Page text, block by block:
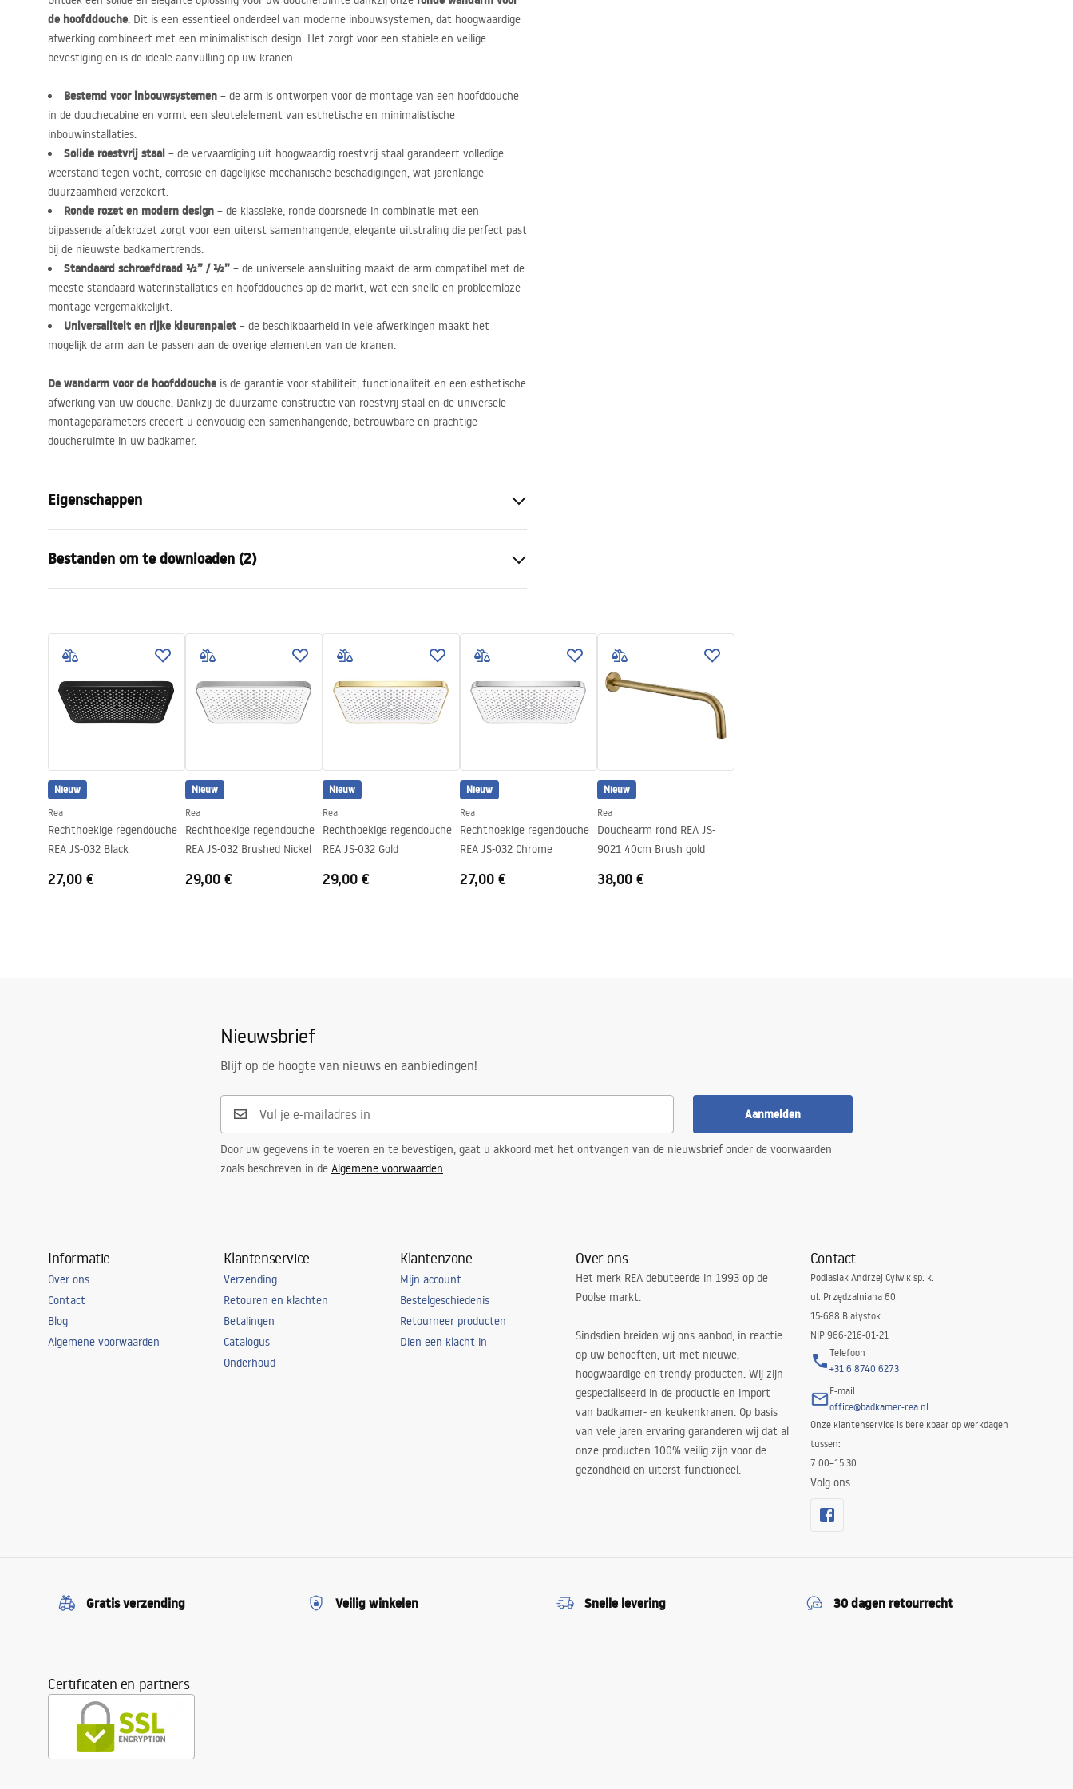
de hoofddouche. Dit is een essentieel onderdeel van moderne inbouwsystemen, dat hoogwaardige
afwerking combineert met een minimalistisch design. Het zorgt voor een stabiele en veilige
bevestiging en is de ideale aanvulling op uw kranen.
Bestemd voor inbouwsystemen – de arm is ontworpen voor de montage van een hoofddouche
in de douchecabine en vormt een sleutelelement van esthetische en minimalistische
inbouwinstallaties.
Solide roestvrij staal – de vervaardiging uit hoogwaardig roestvrij staal garandeert volledige
weerstand tegen vocht, corrosie en dagelijkse mechanische beschadigingen, wat jarenlange
duurzaamheid verzekert.
Ronde rozet en modern design – de klassieke, ronde doorsnede in combinatie met een
bijpassende afdekrozet zorgt voor een uiterst samenhangende, elegante uitstraling die perfect past
bij de nieuwste badkamertrends.
Standaard schroefdraad ½” / ½” – de universele aansluiting maakt de arm compatibel met de
meeste standaard waterinstallaties en hoofddouches op de markt, wat een snelle en probleemloze
montage vergemakkelijkt.
Universaliteit en rijke kleurenpalet – de beschikbaarheid in vele afwerkingen maakt het
mogelijk de arm aan te passen aan de overige elementen van de kranen.
De wandarm voor de hoofddouche is de garantie voor stabiliteit, functionaliteit en een esthetische
afwerking van uw douche. Dankzij de duurzame constructie van roestvrij staal en de universele
montageparameters creëert u eenvoudig een samenhangende, betrouwbare en prachtige
doucheruimte in uw badkamer.
Eigenschappen
Materiaal
Montagewijze
Geschroefd
Garantie
24 maanden
Bestanden om te downloaden (2)
Warranty_Terms_and_Conditions_
Accessories_-_24.pdf
Nieuw
Rea
Rechthoekige regendouche
REA JS-032 Black
27,00 €
Nieuw
Rea
Rechthoekige regendouche
REA JS-032 Brushed Nickel
29,00 €
Nieuw
Rea
Rechthoekige regendouche
REA JS-032 Gold
29,00 €
Nieuw
Rea
Rechthoekige regendouche
REA JS-032 Chrome
27,00 €
Nieuw
Rea
Douchearm rond REA JS-
9021 40cm Brush gold
38,00 €
Nieuwsbrief
Blijf op de hoogte van nieuws en aanbiedingen!
Aanmelden
Door uw gegevens in te voeren en te bevestigen, gaat u akkoord met het ontvangen van de nieuwsbrief onder de voorwaarden
zoals beschreven in de Algemene voorwaarden.
Informatie
Over ons
Contact
Blog
Algemene voorwaarden
Klantenservice
Verzending
Retouren en klachten
Betalingen
Catalogus
Onderhoud
Klantenzone
Mijn account
Bestelgeschiedenis
Retourneer producten
Dien een klacht in
Over ons
Het merk REA debuteerde in 1993 op de
Poolse markt.
Sindsdien breiden wij ons aanbod, in reactie
op uw behoeften, uit met nieuwe,
hoogwaardige en trendy producten. Wij zijn
gespecialiseerd in de productie en import
van badkamer- en keukenkranen. Op basis
van vele jaren ervaring garanderen wij dat al
onze producten 100% veilig zijn voor de
gezondheid en uiterst functioneel.
Contact
Podlasiak Andrzej Cylwik sp. k.
ul. Przędzalniana 60
15-688 Białystok
NIP 966-216-01-21
Telefoon
+31 6 8740 6273
E-mail
office@badkamer-rea.nl
Onze klantenservice is bereikbaar op werkdagen
tussen:
7:00–15:30
Volg ons
Gratis verzending Veilig winkelen Snelle levering 30 dagen retourrecht
Certificaten en partners